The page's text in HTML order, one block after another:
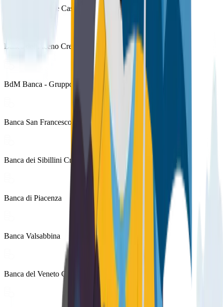
Banca di Pescia e Cascina Credito Cooperativo
Banca del Piceno Credito Cooperativo
BdM Banca - Gruppo Mediocredito Centrale
Banca San Francesco - Credito Cooperativo
Banca dei Sibillini Credito Cooperativo di Casavecchia
Banca di Piacenza
Banca Valsabbina
Banca del Veneto Centrale